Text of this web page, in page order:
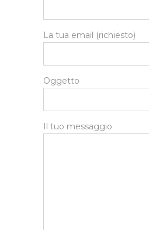
La tua email (richiesto)
Oggetto
Il tuo messaggio